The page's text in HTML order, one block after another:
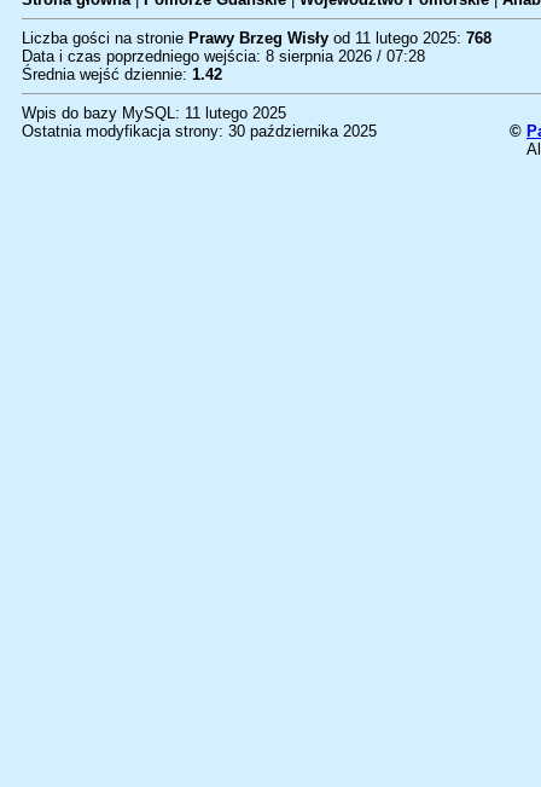
Liczba gości na stronie Prawy Brzeg Wisły od 11 lutego 2025: 768
Data i czas poprzedniego wejścia: 8 sierpnia 2026 / 07:28
Średnia wejść dziennie: 1.42
Wpis do bazy MySQL: 11 lutego 2025
Ostatnia modyfikacja strony: 30 października 2025
©